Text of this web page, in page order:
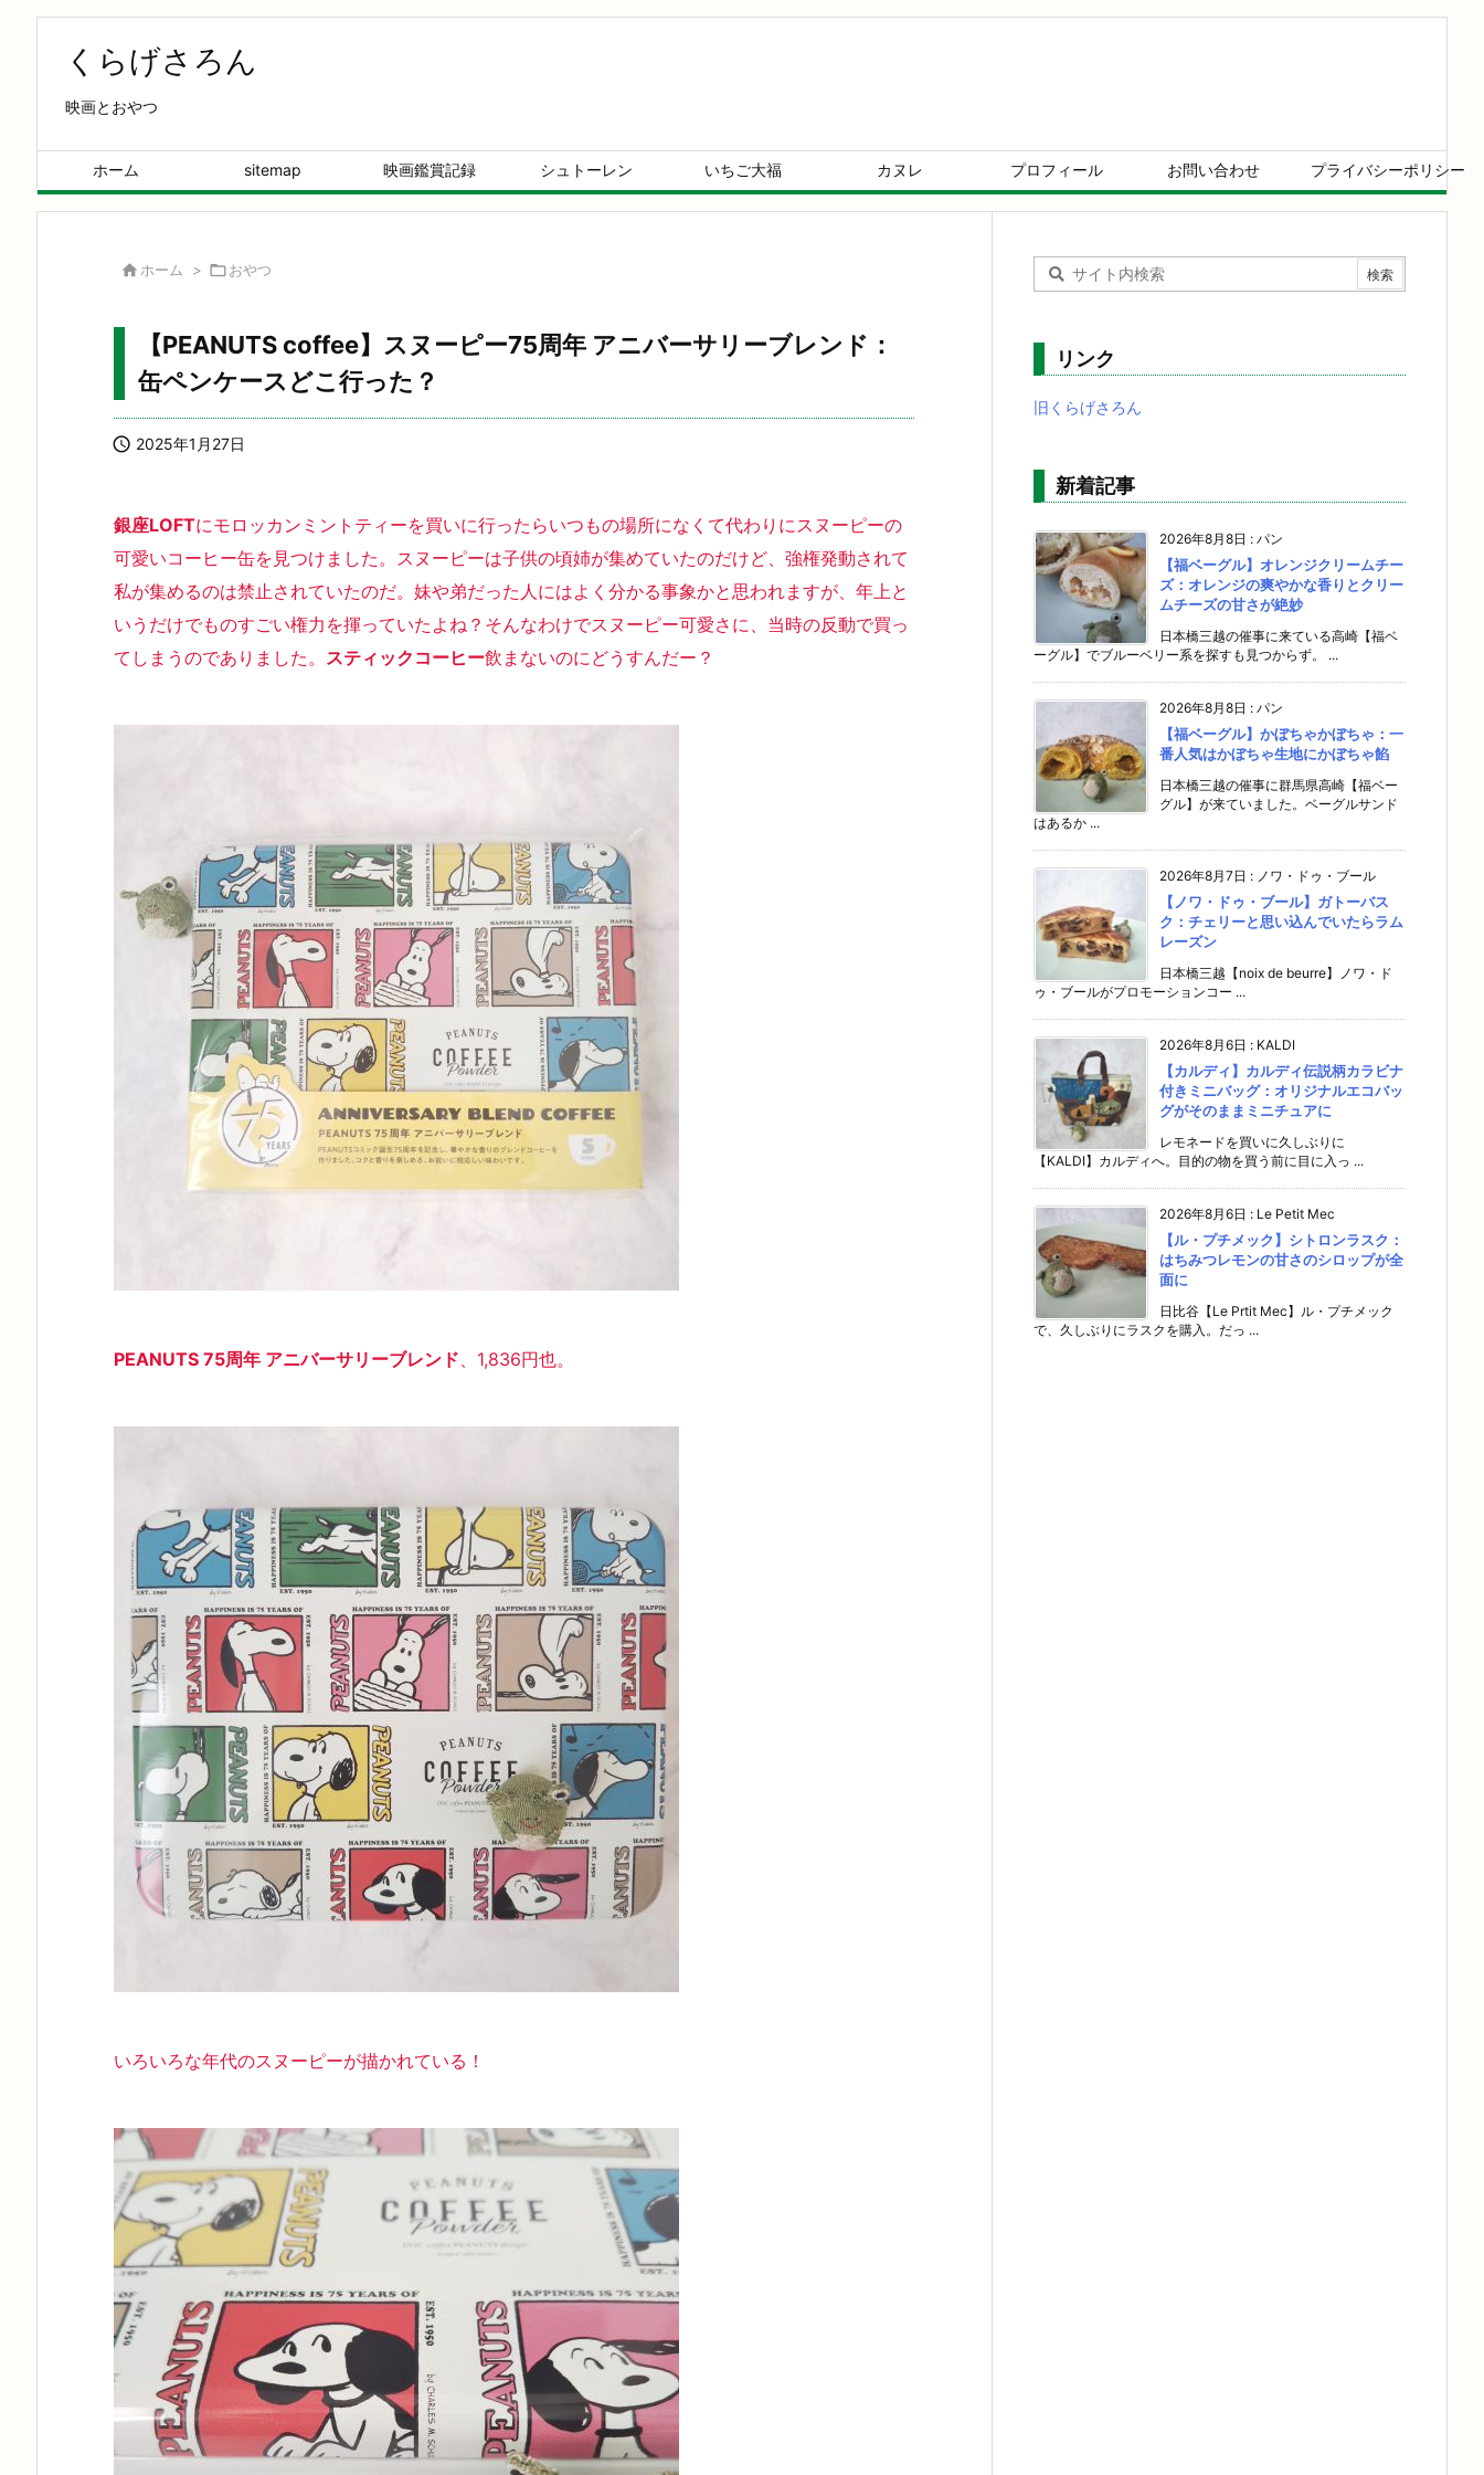
くらげさろん
映画とおやつ
ホーム sitemap 映画鑑賞記録 シュトーレン いちご大福 カヌレ プロフィール お問い合わせ プライバシーポリシー
 ホーム > おやつ
【PEANUTS coffee】スヌーピー75周年 アニバーサリーブレンド：
缶ペンケースどこ行った？
 2025年1月27日
銀座LOFTにモロッカンミントティーを買いに行ったらいつもの場所になくて代わりにスヌーピーの
可愛いコーヒー缶を見つけました。スヌーピーは子供の頃姉が集めていたのだけど、強権発動されて
私が集めるのは禁止されていたのだ。妹や弟だった人にはよく分かる事象かと思われますが、年上と
いうだけでものすごい権力を揮っていたよね？そんなわけでスヌーピー可愛さに、当時の反動で買っ
てしまうのでありました。 スティックコーヒー飲まないのにどうすんだー？
PEANUTS 75周年 アニバーサリーブレンド 、1,836円也。
いろいろな年代のスヌーピーが描かれている！
リンク
旧くらげさろん
新着記事
2026年8月8日 : パン
【福ベーグル】オレンジクリームチー
ズ：オレンジの爽やかな香りとクリー
ムチーズの甘さが絶妙
日本橋三越の催事に来ている高崎【福ベ
ーグル】でブルーベリー系を探すも見つからず。 ...
2026年8月8日 : パン
【福ベーグル】かぼちゃかぼちゃ：一
番人気はかぼちゃ生地にかぼちゃ餡
日本橋三越の催事に群馬県高崎【福ベー
グル】が来ていました。ベーグルサンド
はあるか ...
2026年8月7日 : ノワ・ドゥ・ブール
【ノワ・ドゥ・ブール】ガトーバス
ク：チェリーと思い込んでいたらラム
レーズン
日本橋三越【noix de beurre】ノワ・ド
ゥ・ブールがプロモーションコー ...
2026年8月6日 : KALDI
【カルディ】カルディ伝説柄カラビナ
付きミニバッグ：オリジナルエコバッ
グがそのままミニチュアに
レモネードを買いに久しぶりに
【KALDI】カルディへ。目的の物を買う前に目に入っ ...
2026年8月6日 : Le Petit Mec
【ル・プチメック】シトロンラスク：
はちみつレモンの甘さのシロップが全
面に
日比谷【Le Prtit Mec】ル・プチメック
で、久しぶりにラスクを購入。だっ ...